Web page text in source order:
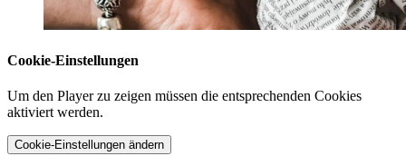
Cookie-Einstellungen
Um den Player zu zeigen müssen die entsprechenden Cookies
aktiviert werden.
Cookie-Einstellungen ändern